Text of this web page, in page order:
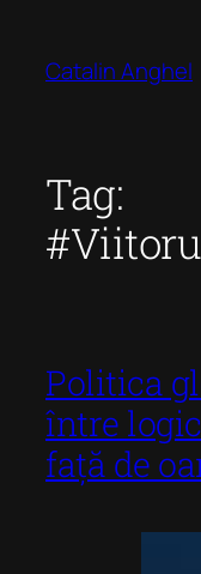
content
Catalin Anghel
Tag:
Politica
între
față de